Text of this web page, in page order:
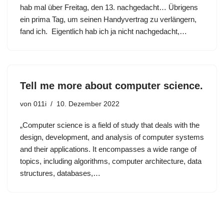
hab mal über Freitag, den 13. nachgedacht… Übrigens
ein prima Tag, um seinen Handyvertrag zu verlängern,
fand ich. Eigentlich hab ich ja nicht nachgedacht,…
Tell me more about computer science.
von 011i 10. Dezember 2022
„Computer science is a field of study that deals with the
design, development, and analysis of computer systems
and their applications. It encompasses a wide range of
topics, including algorithms, computer architecture, data
structures, databases,…